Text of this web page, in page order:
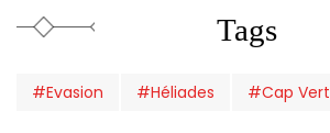
Tags
#Evasion #Héliades #Cap Vert